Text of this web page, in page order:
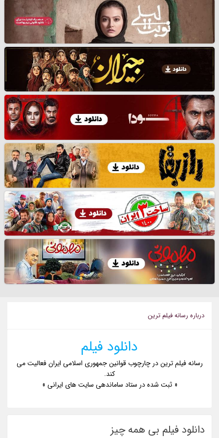
درباره رسانه فيلم ترين
دانلود فیلم
رسانه فیلم ترین در چارچوب قوانین جمهوری اسلامی ایران فعالیت می
کند.
« ثبت شده در ستاد ساماندهی سایت های ایرانی »
دانلود فیلم بی همه چیز